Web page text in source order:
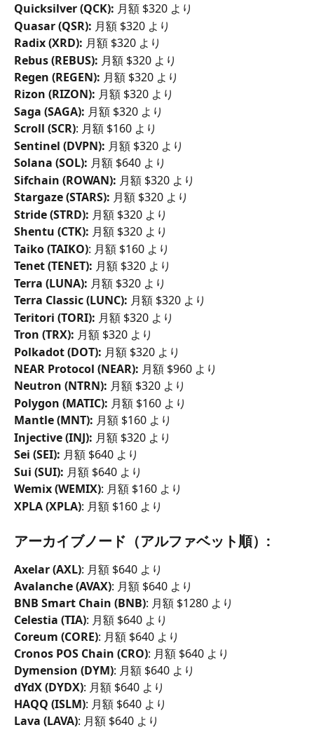
Quicksilver (QCK): 月額 $320 より
Quasar (QSR): 月額 $320 より
Radix (XRD): 月額 $320 より
Rebus (REBUS): 月額 $320 より
Regen (REGEN): 月額 $320 より
Rizon (RIZON): 月額 $320 より
Saga (SAGA): 月額 $320 より
Scroll (SCR): 月額 $160 より
Sentinel (DVPN): 月額 $320 より
Solana (SOL): 月額 $640 より
Sifchain (ROWAN): 月額 $320 より
Stargaze (STARS): 月額 $320 より
Stride (STRD): 月額 $320 より
Shentu (CTK): 月額 $320 より
Taiko (TAIKO): 月額 $160 より
Tenet (TENET): 月額 $320 より
Terra (LUNA): 月額 $320 より
Terra Classic (LUNC): 月額 $320 より
Teritori (TORI): 月額 $320 より
Tron (TRX): 月額 $320 より
Polkadot (DOT): 月額 $320 より
NEAR Protocol (NEAR): 月額 $960 より
Neutron (NTRN): 月額 $320 より
Polygon (MATIC): 月額 $160 より
Mantle (MNT): 月額 $160 より
Injective (INJ): 月額 $320 より
Sei (SEI): 月額 $640 より
Sui (SUI): 月額 $640 より
Wemix (WEMIX): 月額 $160 より
XPLA (XPLA): 月額 $160 より
アーカイブノード（アルファベット順）:
Axelar (AXL): 月額 $640 より
Avalanche (AVAX): 月額 $640 より
BNB Smart Chain (BNB): 月額 $1280 より
Celestia (TIA): 月額 $640 より
Coreum (CORE): 月額 $640 より
Cronos POS Chain (CRO): 月額 $640 より
Dymension (DYM): 月額 $640 より
dYdX (DYDX): 月額 $640 より
HAQQ (ISLM): 月額 $640 より
Lava (LAVA): 月額 $640 より